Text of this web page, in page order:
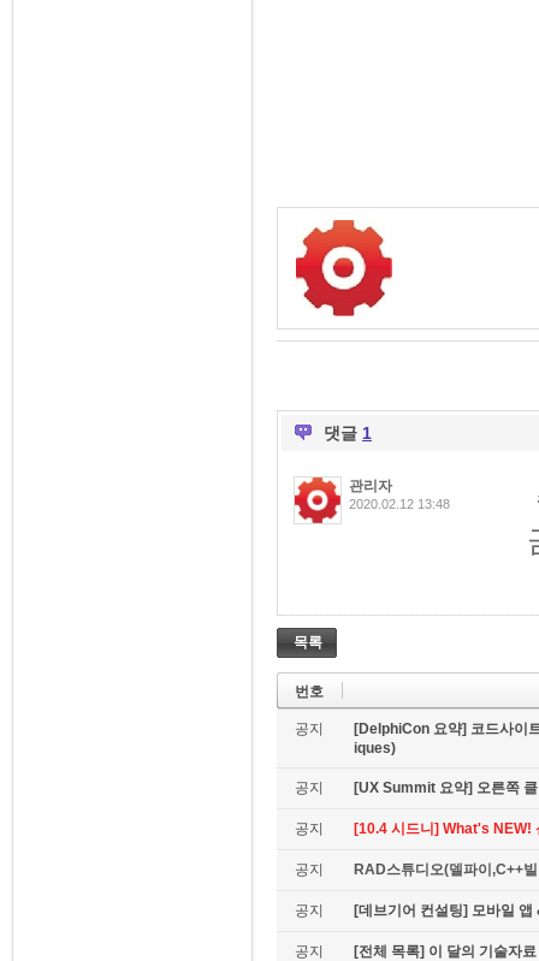
댓글 1
관리자
2020.02.12 13:48
목록
번호
공지
[DelphiCon 요약] 코드사이
iques)
공지 [UX Summit 요약] 오른쪽
공지 [10.4 시드니] What's NEW!
공지 RAD스튜디오(델파이,C++
공지 [데브기어 컨설팅] 모바일
공지 [전체 목록] 이 달의 기술자